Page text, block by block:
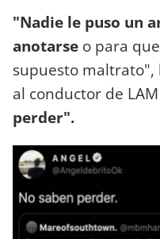
"Nadie le puso un
anotarse o para
supuesto maltrato",
al conductor de
perder".